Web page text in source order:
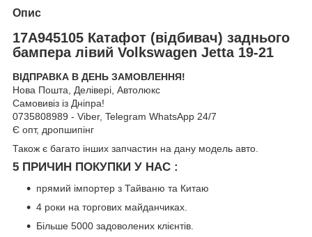
Опис
17A945105 Катафот (відбивач) заднього
бампера лівий Volkswagen Jetta 19-21
ВІДПРАВКА В ДЕНЬ ЗАМОВЛЕННЯ!
Нова Пошта, Делівері, Автолюкс
Самовивіз із Дніпра!
0735808989 - Viber, Telegram WhatsApp 24/7
Є опт, дропшипінг
Також є багато інших запчастин на дану модель авто.
5 ПРИЧИН ПОКУПКИ У НАС :
прямий імпортер з Тайваню та Китаю
4 роки на торгових майданчиках.
Більше 5000 задоволених клієнтів.